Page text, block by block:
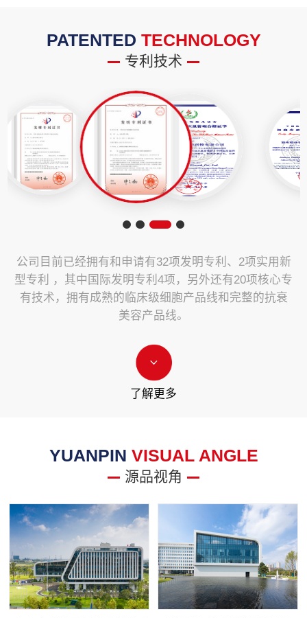
PATENTED TECHNOLOGY
专利技术
公司目前已经拥有和申请有32项发明专利、2项实用新
型专利 ，其中国际发明专利4项，另外还有20项核心专
有技术，拥有成熟的临床级细胞产品线和完整的抗衰
美容产品线。
了解更多
YUANPIN VISUAL ANGLE
源品视角